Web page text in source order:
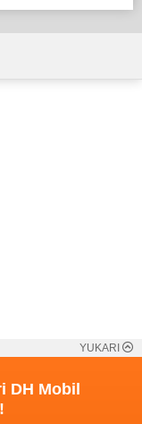
YUKARI
DH Mobil